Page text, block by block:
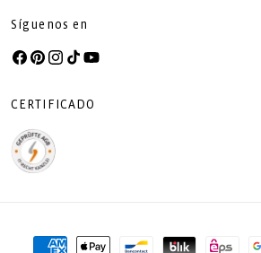
Síguenos en
Facebook
Pinterest
Instagram
TikTokYouTube
CERTIFICADO
Formas